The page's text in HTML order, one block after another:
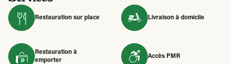
Restauration sur place Livraison à domicile
Restauration à
emporter
Accès PMR